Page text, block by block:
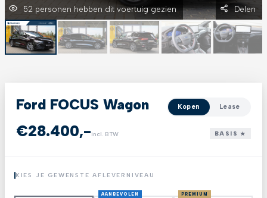
52 personen hebben dit voertuig gezien Delen
Ford FOCUS Wagon Kopen Lease
€28.400,-incl. BTW BASIS ★
KIES JE GEWENSTE AFLEVERNIVEAU
AANBEVOLEN PREMIUM